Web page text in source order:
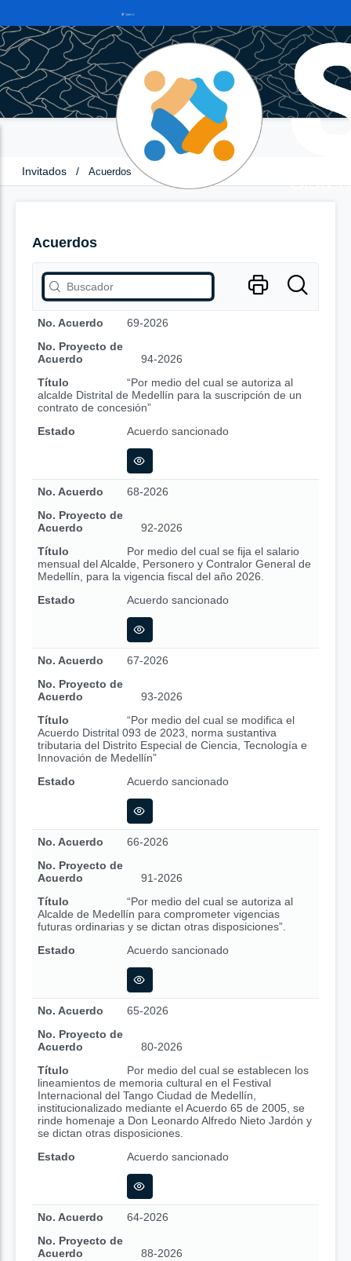
Invitados / Acuerdos
Acuerdos
No. Acuerdo
69-2026
No. Proyecto de
Acuerdo
94-2026
Título
“Por medio del cual se autoriza al
alcalde Distrital de Medellín para la suscripción de un
contrato de concesión”
Estado
Acuerdo sancionado
No. Acuerdo
68-2026
No. Proyecto de
Acuerdo
92-2026
Título
Por medio del cual se fija el salario
mensual del Alcalde, Personero y Contralor General de
Medellín, para la vigencia fiscal del año 2026.
Estado
Acuerdo sancionado
No. Acuerdo
67-2026
No. Proyecto de
Acuerdo
93-2026
Título
“Por medio del cual se modifica el
Acuerdo Distrital 093 de 2023, norma sustantiva
tributaria del Distrito Especial de Ciencia, Tecnología e
Innovación de Medellín”
Estado
Acuerdo sancionado
No. Acuerdo
66-2026
No. Proyecto de
Acuerdo
91-2026
Título
“Por medio del cual se autoriza al
Alcalde de Medellín para comprometer vigencias
futuras ordinarias y se dictan otras disposiciones”.
Estado
Acuerdo sancionado
No. Acuerdo
65-2026
No. Proyecto de
Acuerdo
80-2026
Título
Por medio del cual se establecen los
lineamientos de memoria cultural en el Festival
Internacional del Tango Ciudad de Medellín,
institucionalizado mediante el Acuerdo 65 de 2005, se
rinde homenaje a Don Leonardo Alfredo Nieto Jardón y
se dictan otras disposiciones.
Estado
Acuerdo sancionado
No. Acuerdo
64-2026
No. Proyecto de
Acuerdo
88-2026